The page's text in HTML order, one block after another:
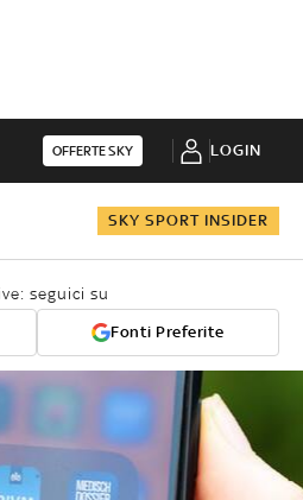
OFFERTE SKY LOGIN
SKY SPORT INSIDER
seguici su
Fonti Preferite